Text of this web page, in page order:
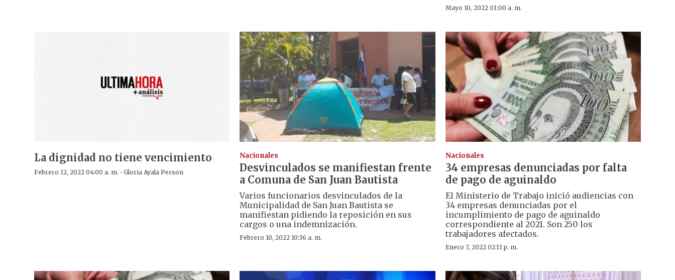
Mayo 10, 2022 01:00 a. m.
La dignidad no tiene vencimiento
Febrero 12, 2022 04:00 a. m. · Gloria Ayala Person
Nacionales
Desvinculados se manifiestan frente
a Comuna de San Juan Bautista
Varios funcionarios desvinculados de la
Municipalidad de San Juan Bautista se
manifiestan pidiendo la reposición en sus
cargos o una indemnización.
Febrero 10, 2022 10:36 a. m.
Nacionales
34 empresas denunciadas por falta
de pago de aguinaldo
El Ministerio de Trabajo inició audiencias con
34 empresas denunciadas por el
incumplimiento de pago de aguinaldo
correspondiente al 2021. Son 250 los
trabajadores afectados.
Enero 7, 2022 02:11 p. m.